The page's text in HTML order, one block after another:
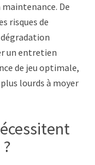
De
risques de
dégradation
un entretien
de jeu optimale,
lourds à moyen